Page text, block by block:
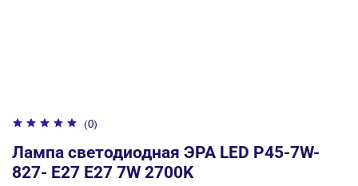
(0)
Лампа светодиодная ЭРА LED P45-7W-
827- E27 E27 7W 2700K